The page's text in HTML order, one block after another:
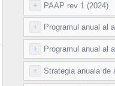
+ PAAP rev 1 (2024)
+ Programul anual al
+ Programul anual al
+ Strategia anuala de